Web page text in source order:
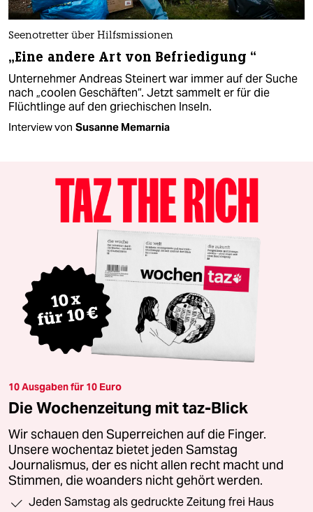
Seenotretter über Hilfsmissionen
„Eine andere Art von Befriedigung “
Unternehmer Andreas Steinert war immer auf der Suche
nach „coolen Geschäften“. Jetzt sammelt er für die
Flüchtlinge auf den griechischen Inseln.
Interview von Susanne Memarnia
10 Ausgaben für 10 Euro
Die Wochenzeitung mit taz-Blick
Wir schauen den Superreichen auf die Finger.
Unsere wochentaz bietet jeden Samstag
Journalismus, der es nicht allen recht macht und
Stimmen, die woanders nicht gehört werden.
Jeden Samstag als gedruckte Zeitung frei Haus